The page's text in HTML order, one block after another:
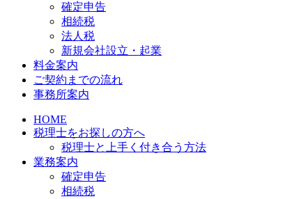
確定申告
相続税
法人税
新規会社設立・起業
料金案内
ご契約までの流れ
事務所案内
HOME
税理士をお探しの方へ
税理士と上手く付き合う方法
業務案内
確定申告
相続税